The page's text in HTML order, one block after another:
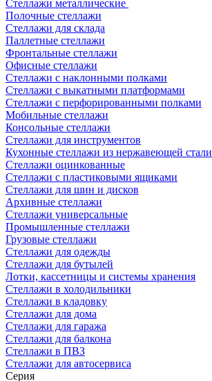
Стеллажи металлические
Полочные стеллажи
Стеллажи для склада
Паллетные стеллажи
Фронтальные стеллажи
Офисные стеллажи
Стеллажи с наклонными полками
Стеллажи с выкатными платформами
Стеллажи с перфорированными полками
Мобильные стеллажи
Консольные стеллажи
Стеллажи для инструментов
Кухонные стеллажи из нержавеющей стали
Стеллажи оцинкованные
Стеллажи с пластиковыми ящиками
Стеллажи для шин и дисков
Архивные стеллажи
Стеллажи универсальные
Промышленные стеллажи
Грузовые стеллажи
Стеллажи для одежды
Стеллажи для бутылей
Лотки, кассетницы и системы хранения
Стеллажи в холодильники
Стеллажи в кладовку
Стеллажи для дома
Стеллажи для гаража
Стеллажи для балкона
Стеллажи в ПВЗ
Стеллажи для автосервиса
Серия